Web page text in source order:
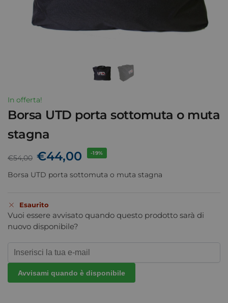
In offerta!
Borsa UTD porta sottomuta o muta
stagna
€54,00 €44,00 -19%
Borsa UTD porta sottomuta o muta stagna
Esaurito
Vuoi essere avvisato quando questo prodotto sarà di
nuovo disponibile?
Avvisami quando è disponibile